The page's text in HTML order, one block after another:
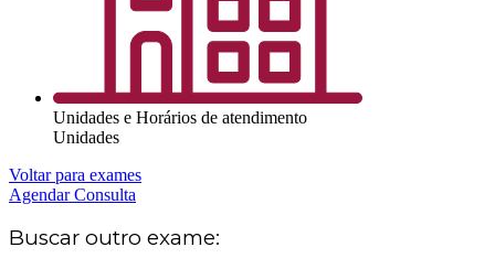
Unidades e Horários de atendimento
Unidades
Voltar para exames
Agendar Consulta
Buscar outro exame: